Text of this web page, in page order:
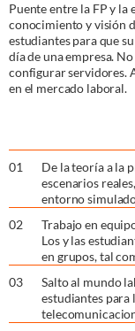
Puente entre la FP y la
conocimiento y visión
estudiantes para que
día de una empresa.
configurar servidores.
en el mercado laboral.
01
De la teoría a la
escenarios
entorno
02
Trabajo en
Los y las
en grupos, tal
03
Salto al mundo
estudiantes para